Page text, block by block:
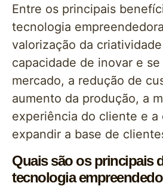
Entre os principais
tecnologia
valorização da
capacidade de inovar e
mercado, a redução de
aumento da produção, a
experiência do cliente e a
expandir a base de
Quais são os principais
tecnologia